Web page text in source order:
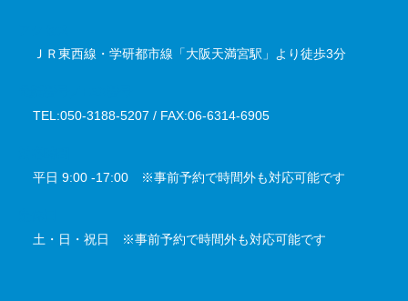
ＪＲ東西線・学研都市線「大阪天満宮駅」より徒歩3分
TEL:050-3188-5207 / FAX:06-6314-6905
平日 9:00 -17:00 ※事前予約で時間外も対応可能です
土・日・祝日 ※事前予約で時間外も対応可能です